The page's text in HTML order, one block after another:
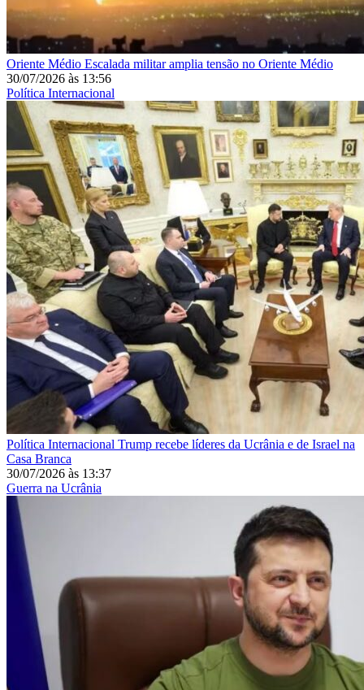
Oriente Médio Escalada militar amplia tensão no Oriente Médio
30/07/2026 às 13:56
Política Internacional
Política Internacional Trump recebe líderes da Ucrânia e de Israel na
Casa Branca
30/07/2026 às 13:37
Guerra na Ucrânia